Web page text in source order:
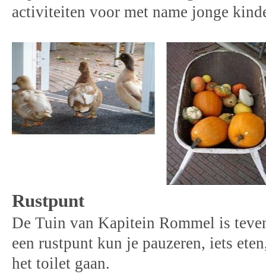
activiteiten voor met name jonge
Rustpunt
De Tuin van Kapitein Rommel is
een rustpunt kun je pauzeren, iets
het toilet gaan.